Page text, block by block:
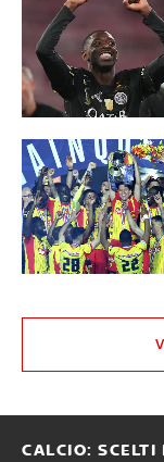
CALCIO: SCELTI